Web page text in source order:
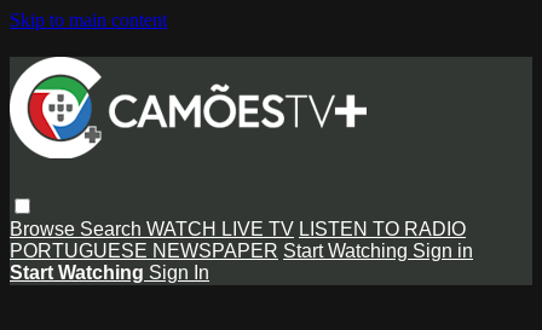
Skip to main content
Browse Search WATCH LIVE TV LISTEN TO RADIO
PORTUGUESE NEWSPAPER Start Watching Sign in
Start Watching Sign In